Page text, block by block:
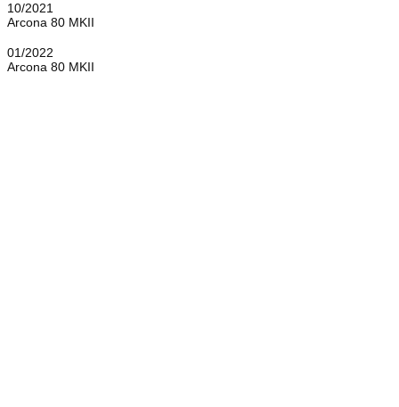
10/2021
Arcona 80 MKII
01/2022
Arcona 80 MKII